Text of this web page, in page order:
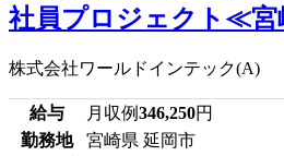
社員プロジェクト≪
株式会社ワールドインテック(A)
給与 月収例346,250円
勤務地
宮崎県 延岡市